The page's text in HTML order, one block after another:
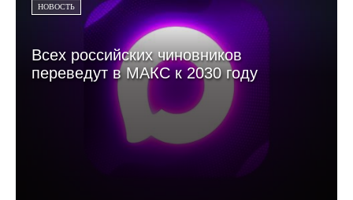
НОВОСТЬ
Всех российских чиновников
переведут в МАКС к 2030 году